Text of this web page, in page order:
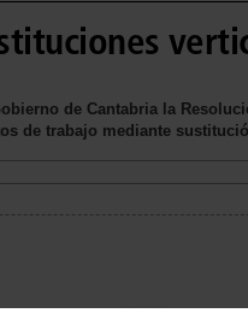
de Cantabria la
de trabajo mediante